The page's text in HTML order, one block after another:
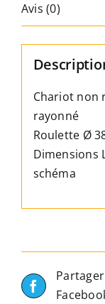
Ø
57mm
Avis (0)
Chariot non
rayonné
Roulette Ø
Dimensions
schéma